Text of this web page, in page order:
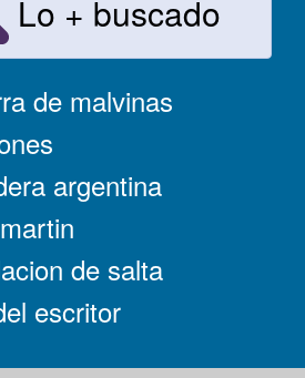
Lo + buscado
de malvinas
argentina
de salta
escritor